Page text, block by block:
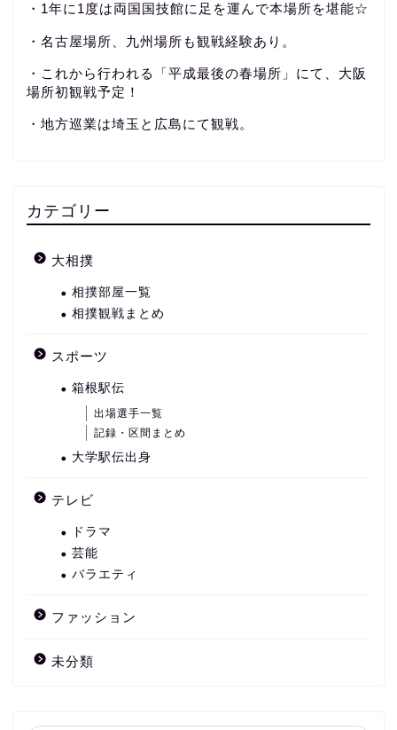
・1年に1度は両国国技館に足を運んで本場所を堪能☆
・名古屋場所、九州場所も観戦経験あり。
・これから行われる「平成最後の春場所」にて、大阪
場所初観戦予定！
・地方巡業は埼玉と広島にて観戦。
カテゴリー
大相撲
相撲部屋一覧
相撲観戦まとめ
スポーツ
箱根駅伝
出場選手一覧
記録・区間まとめ
大学駅伝出身
テレビ
ドラマ
芸能
バラエティ
ファッション
未分類